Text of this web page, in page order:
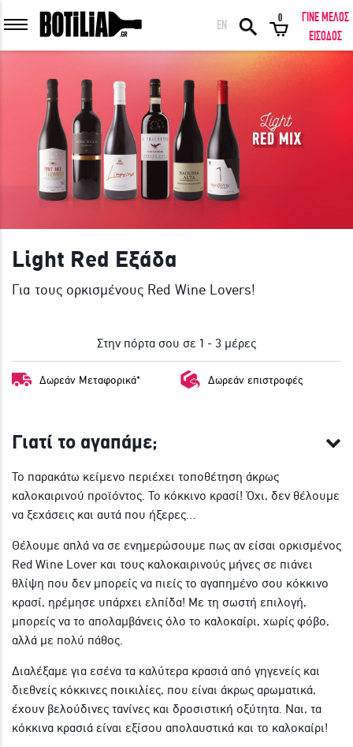
ΕΙΣΟΔΟΣ ΜΕΛΩΝ
Να με θυμάσαι
ΕΙΣΟΔΟΣ Ξέχασα τον κωδικό μου!
ΜΟΝΑΔΙΚΕΣ ΠΡΟΣΦΟΡΕΣ!
ΓΙΝΕ ΜΕΛΟΣ
EN
0
ΓΙΝΕ ΜΕΛΟΣ
ΕΙΣΟΔΟΣ
Light Red Εξάδα
Για τους ορκισμένους Red Wine Lovers!
Στην πόρτα σου σε 1 - 3 μέρες
Δωρεάν Μεταφορικά* Δωρεάν επιστροφές
Γιατί το αγαπάμε;
Το παρακάτω κείμενο περιέχει τοποθέτηση άκρως
καλοκαιρινού προϊόντος. Το κόκκινο κρασί! Όχι, δεν θέλουμε
να ξεχάσεις και αυτά που ήξερες…
Θέλουμε απλά να σε ενημερώσουμε πως αν είσαι ορκισμένος
Red Wine Lover και τους καλοκαιρινούς μήνες σε πιάνει
θλίψη που δεν μπορείς να πιείς το αγαπημένο σου κόκκινο
κρασί, ηρέμησε υπάρχει ελπίδα! Με τη σωστή επιλογή,
μπορείς να το απολαμβάνεις όλο το καλοκαίρι, χωρίς φόβο,
αλλά με πολύ πάθος.
Διαλέξαμε για εσένα τα καλύτερα κρασιά από γηγενείς και
διεθνείς κόκκινες ποικιλίες, που είναι άκρως αρωματικά,
έχουν βελούδινες τανίνες και δροσιστική οξύτητα. Ναι, τα
κόκκινα κρασιά είναι εξίσου απολαυστικά και το καλοκαίρι!